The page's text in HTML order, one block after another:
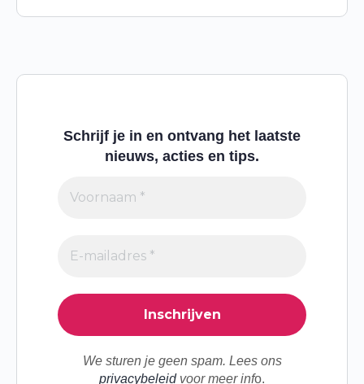
Schrijf je in en ontvang het laatste
nieuws, acties en tips.
We sturen je geen spam. Lees ons
privacybeleidvoor meer info.